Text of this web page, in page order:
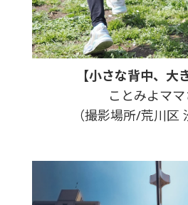
【小さな背中、大
ことみよマ
（撮影場所/荒川区